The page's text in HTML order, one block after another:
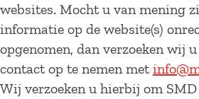
websites. Mocht u van mening
informatie op de website(s)
opgenomen, dan verzoeken wij
contact op te nemen met
Wij verzoeken u hierbij om SMD